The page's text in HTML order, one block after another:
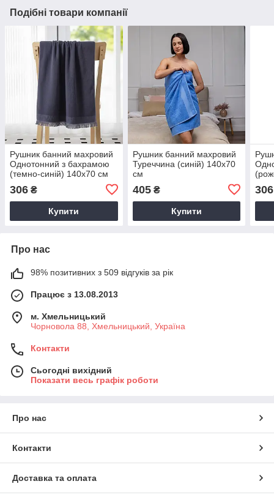
Подібні товари компанії
Рушник банний махровий
Однотонний з бахрамою
(темно-синій) 140х70 см
306 ₴
Купити
Рушник банний махровий
Туреччина (синій) 140х70
см
405₴
Купити
306
Про нас
98% позитивних з 509 відгуків за рік
Працює з 13.08.2013
м. Хмельницький
Чорновола 88, Хмельницький, Україна
Контакти
Сьогодні вихідний
Показати весь графік роботи
Про нас
Контакти
Доставка та оплата